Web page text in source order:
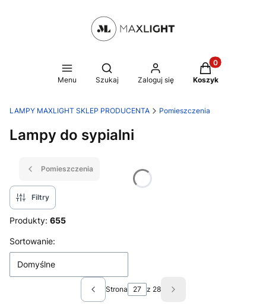
Menu
Otwórz wyszukiwarkę
Szukaj Zaloguj się
Produkty w
Koszyk
LAMPY MAXLIGHT SKLEP PRODUCENTA Pomieszczenia
Lampy do sypialni
Pomieszczenia
Filtry
Produkty: 655
Lista produktów
Sortowanie:
Domyślne
Poprzednie produkty
Strona z 28 Następne produkty